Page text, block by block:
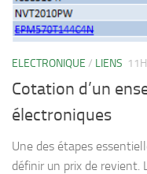
ELECTRONIQUE / LIENS
Cotation d’un
électroniques
Une des étapes
définir un prix de revient.